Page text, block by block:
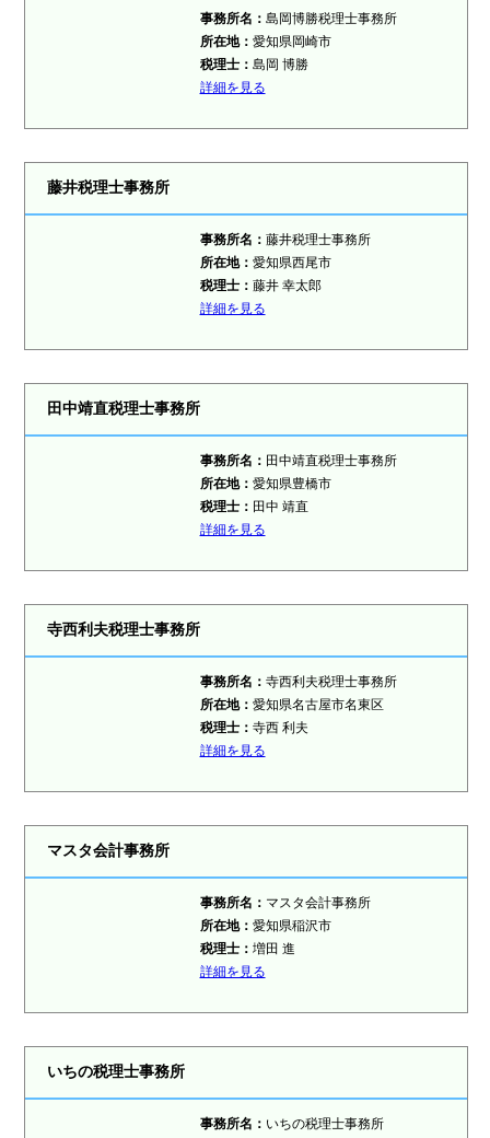
事務所名： 島岡博勝税理士事務所
所在地： 愛知県岡崎市
税理士： 島岡 博勝
詳細を見る
藤井税理士事務所
事務所名： 藤井税理士事務所
所在地： 愛知県西尾市
税理士： 藤井 幸太郎
詳細を見る
田中靖直税理士事務所
事務所名： 田中靖直税理士事務所
所在地： 愛知県豊橋市
税理士： 田中 靖直
詳細を見る
寺西利夫税理士事務所
事務所名： 寺西利夫税理士事務所
所在地： 愛知県名古屋市名東区
税理士： 寺西 利夫
詳細を見る
マスタ会計事務所
事務所名： マスタ会計事務所
所在地： 愛知県稲沢市
税理士： 増田 進
詳細を見る
いちの税理士事務所
事務所名： いちの税理士事務所